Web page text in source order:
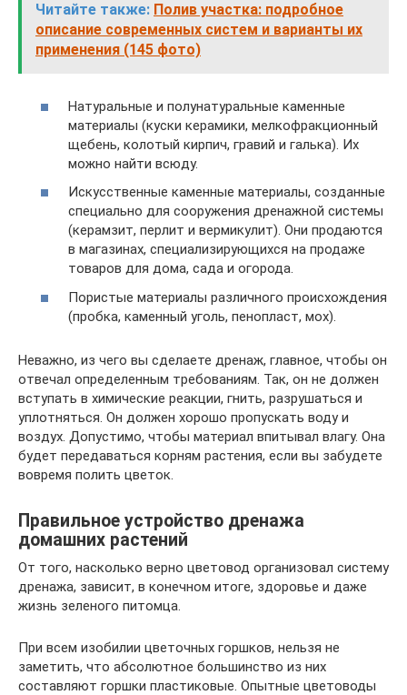
Читайте также: Полив участка: подробное
описание современных систем и варианты их
применения (145 фото)
Натуральные и полунатуральные каменные
материалы (куски керамики, мелкофракционный
щебень, колотый кирпич, гравий и галька). Их
можно найти всюду.
Искусственные каменные материалы, созданные
специально для сооружения дренажной системы
(керамзит, перлит и вермикулит). Они продаются
в магазинах, специализирующихся на продаже
товаров для дома, сада и огорода.
Пористые материалы различного происхождения
(пробка, каменный уголь, пенопласт, мох).
Неважно, из чего вы сделаете дренаж, главное, чтобы он
отвечал определенным требованиям. Так, он не должен
вступать в химические реакции, гнить, разрушаться и
уплотняться. Он должен хорошо пропускать воду и
воздух. Допустимо, чтобы материал впитывал влагу. Она
будет передаваться корням растения, если вы забудете
вовремя полить цветок.
Правильное устройство дренажа
домашних растений
От того, насколько верно цветовод организовал систему
дренажа, зависит, в конечном итоге, здоровье и даже
жизнь зеленого питомца.
При всем изобилии цветочных горшков, нельзя не
заметить, что абсолютное большинство из них
составляют горшки пластиковые. Опытные цветоводы